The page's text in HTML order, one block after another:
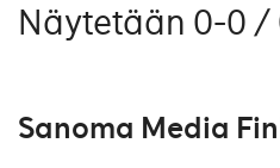
Näytetään 0-0 /
Sanoma Media